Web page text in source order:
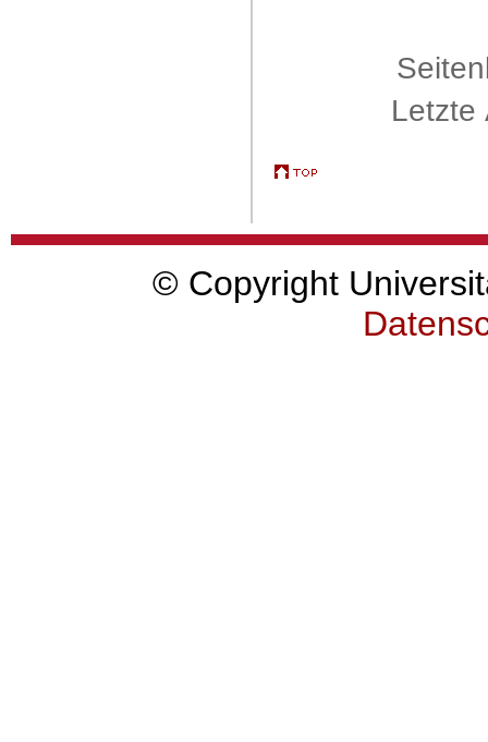
Letzte
© Copyright